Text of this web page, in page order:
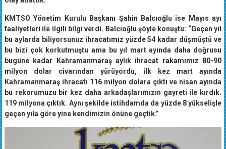
olay atlattık.”
KMTSO Yönetim Kurulu Başkanı Şahin Balcıoğlu ise Mayıs ayı
faaliyetleri ile ilgili bilgi verdi. Balcıoğlu şöyle konuştu: “Geçen yıl
bu aylarda biliyorsunuz ihracatımız yüzde 54 kadar düşmüştü ve
bu bizi çok korkutmuştu ama bu yıl mart ayında daha doğrusu
bugüne kadar Kahramanmaraş aylık ihracat rakamımız 80-90
milyon dolar civarından yürüyordu, ilk kez mart ayında
Kahramanmaraş ihracatı 116 milyon dolara çıktı ve nisan ayında
bu rekorumuzu bir kez daha arkadaşlarımızın gayreti ile kırdık.
119 milyona çıktık. Aynı şekilde istihdamda da yüzde 8 yükselişle
geçen yıla göre yine kendimizin önüne geçtik.”